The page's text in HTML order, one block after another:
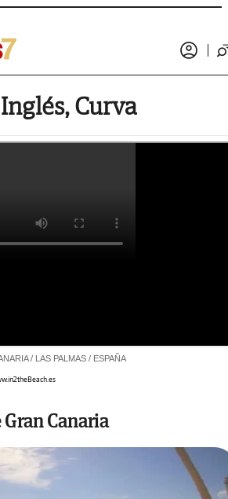
Curva
/ LAS PALMAS / ESPAÑA
Canaria